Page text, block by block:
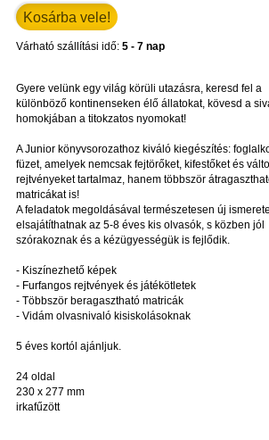
Várható szállítási idő: 5 - 7 nap
Gyere velünk egy világ körüli utazásra, keresd fel a
különböző kontinenseken élő állatokat, kövesd a
homokjában a titokzatos nyomokat!
A Junior könyvsorozathoz kiváló kiegészítés:
füzet, amelyek nemcsak fejtörőket, kifestőket és
rejtvényeket tartalmaz, hanem többször
matricákat is!
A feladatok megoldásával természetesen új
elsajátíthatnak az 5-8 éves kis olvasók, s közben jól
szórakoznak és a kézügyességük is fejlődik.
- Kiszínezhető képek
- Furfangos rejtvények és játékötletek
- Többször beragasztható matricák
- Vidám olvasnivaló kisiskolásoknak
5 éves kortól ajánljuk.
24 oldal
230 x 277 mm
irkafűzött